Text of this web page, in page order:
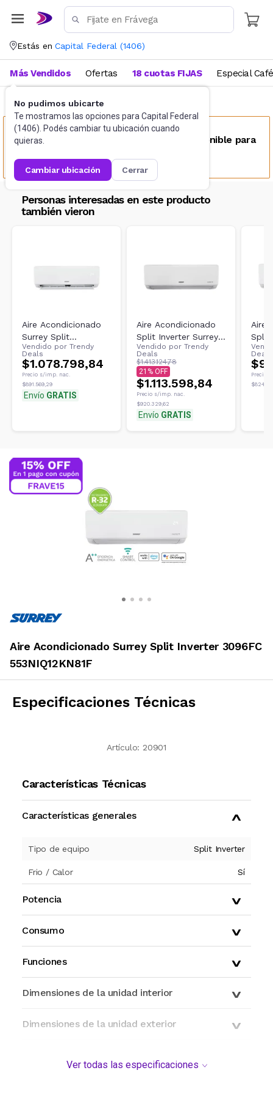
Estás en Capital Federal (1406)
No pudimos ubicarte
Te mostramos las opciones para Capital Federal
(1406). Podés cambiar tu ubicación cuando
quieras.
cambiar ubicación cerrar
Más Vendidos Ofertas 18 cuotas FIJAS Especial Café
Climatización Aire Acondicionado
Este producto no se encuentra disponible para
Personas interesadas en este producto
también vieron
Aire Acondicionado
Surrey Split
Frío/calor 3105
Frigorías
553nfq12gn81f
Blanco
Vendido por Trendy
Deals
$1.078.798,84
Precio s/imp. nac.
$891.569,29
Envío GRATIS
Aire Acondicionado
Split Inverter Surrey
553NIQ12KN81F FC
3096 kcal/h Frio
Calor
Vendido por Trendy
Deals
$1.413.124,78
21
$1.113.598,84
Precio s/imp. nac.
$920.329,62
Envío GRATIS
Aire
Split
Deals
Precio
Aire Acondicionado Surrey Split Inverter 3096FC
553NIQ12KN81F
Especificaciones Técnicas
Artículo: 20901
Características Técnicas
Características generales
Tipo de equipo Split Inverter
Frio / Calor Sí
Potencia
Consumo
Funciones
Dimensiones de la unidad interior
Dimensiones de la unidad exterior
Ver todas las especificaciones